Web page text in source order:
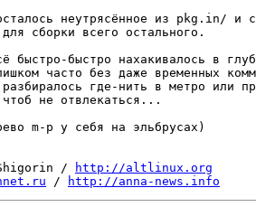
неутрясённое из pkg.in/
сборки всего остального.
быстро-быстро нахакивалось в
часто без даже временных
где-нить в метро или
не отвлекаться...
m-p у себя на эльбрусах)
/
http://altlinux.org
/ http://anna-news.info